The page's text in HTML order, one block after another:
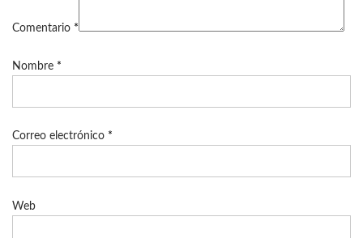
Comentario *
Nombre *
Correo electrónico *
Web